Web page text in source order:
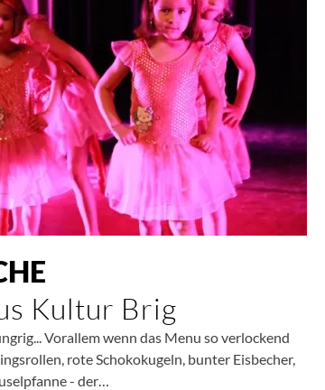
Kultur Brig
Vorallem wenn das Menu so verlockend
rote Schokokugeln, bunter Eisbecher,
- der…